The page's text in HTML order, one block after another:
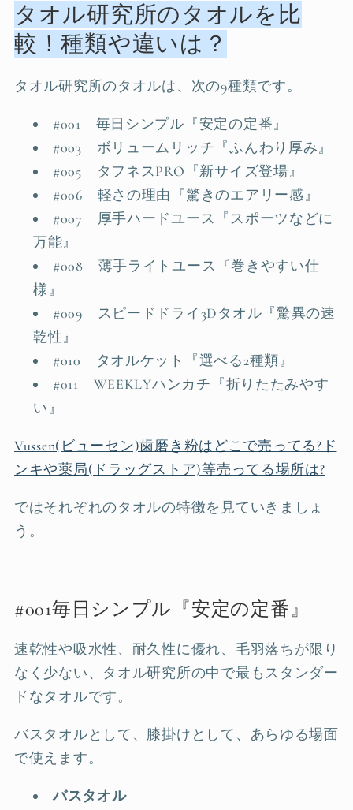
タオル研究所のタオルを比
較！種類や違いは？
タオル研究所のタオルは、次の9種類です。
#001 毎日シンプル『安定の定番』
#003 ボリュームリッチ『ふんわり厚み』
#005 タフネスPRO『新サイズ登場』
#006 軽さの理由『驚きのエアリー感』
#007 厚手ハードユース『スポーツなどに
万能』
#008 薄手ライトユース『巻きやすい仕
様』
#009 スピードドライ3Dタオル『驚異の速
乾性』
#010 タオルケット『選べる2種類』
#011 WEEKLYハンカチ『折りたたみやす
い』
Vussen(ビューセン)歯磨き粉はどこで売ってる?ド
ンキや薬局(ドラッグストア)等売ってる場所は?
ではそれぞれのタオルの特徴を見ていきましょ
う。
#001毎日シンプル『安定の定番』
速乾性や吸水性、耐久性に優れ、毛羽落ちが限り
なく少ない、タオル研究所の中で最もスタンダー
ドなタオルです。
バスタオルとして、膝掛けとして、あらゆる場面
で使えます。
バスタオル